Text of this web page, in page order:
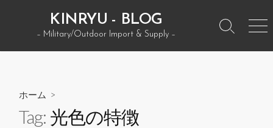
ン
KINRYU - BLOG
– Military/Outdoor Import & Supply –
検
メ
ホーム >
Tag: 光色の特徴